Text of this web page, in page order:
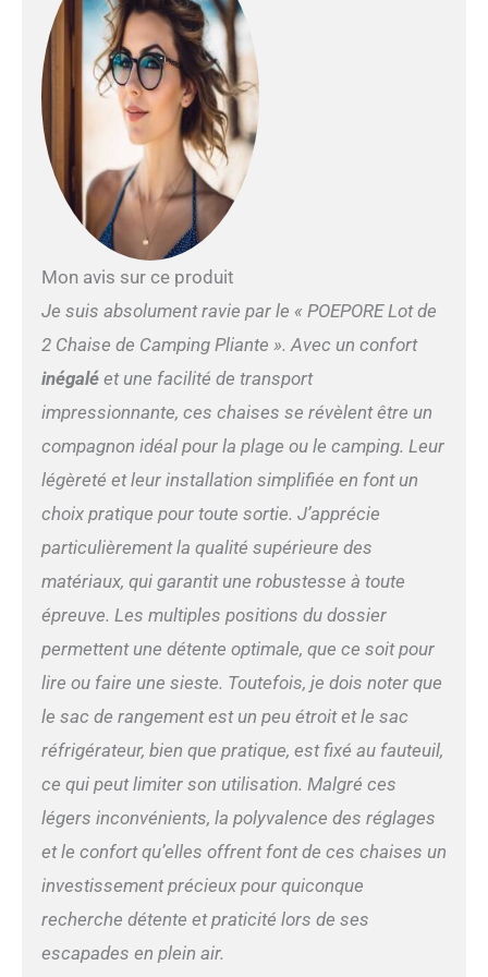
l’utilisez 2 en 1: Le design du
repose-pieds amovible avec
fermeture éclair rend ces
chaises de camping
extrêmement polyvalentes.
Cette chaise de camping
polyvalente peut être
utilisée comme chaise
longue ou chaise, vous
permettant de vous asseoir
pouvez facilement le
monter ou le démonter
selon vos besoins, ce qui
augmente la flexibilité au
repos Robuste et Résistant:
Cette chaise de pique-nique
est dotée d'une armature
métallique à haute
résistance et d'un siège en
tissu Oxford 600D, solide et
stable. La structure
excellente stabilité et
supporte jusqu’à 120 kg.
empêchent la chaise de
vaciller Portable et Pratique:
pliante est facile à
assembler et à plier, ne
d’assemblage. Le sac de
rangement inclus est facile
taille pliée n’est que de 91 *
26 * 22 cm et ne pèse que
5,0 kg. Idéal pour le
camping, les excursions en
voiture, la pêche et d'autres
Mon avis sur ce produit
Je suis absolument ravie par le « POEPORE Lot de
2 Chaise de Camping Pliante ». Avec un confort
inégaléet une facilité de transport
impressionnante, ces chaises se révèlent être un
compagnon idéal pour la plage ou le camping. Leur
légèreté et leur installation simplifiée en font un
choix pratique pour toute sortie. J’apprécie
particulièrement la qualité supérieure des
matériaux, qui garantit une robustesse à toute
épreuve. Les multiples positions du dossier
permettent une détente optimale, que ce soit pour
lire ou faire une sieste. Toutefois, je dois noter que
le sac de rangement est un peu étroit et le sac
réfrigérateur, bien que pratique, est fixé au fauteuil,
ce qui peut limiter son utilisation. Malgré ces
légers inconvénients, la polyvalence des réglages
et le confort qu’elles offrent font de ces chaises un
investissement précieux pour quiconque
recherche détente et praticité lors de ses
escapades en plein air.